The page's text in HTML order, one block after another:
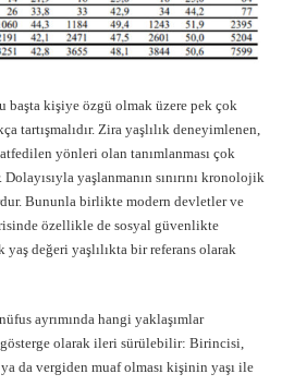
başta kişiye özgü olmak üzere pek çok
tartışmalıdır. Zira yaşlılık deneyimlenen,
yönleri olan tanımlanması çok
yaşlanmanın sınırını kronolojik
Bununla birlikte modern devletler ve
özellikle de sosyal güvenlikte
değeri yaşlılıkta bir referans olarak
ayrımında hangi yaklaşımlar
olarak ileri sürülebilir: Birincisi,
da vergiden muaf olması kişinin yaşı ile